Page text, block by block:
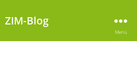
ZIM-Blog
Menü